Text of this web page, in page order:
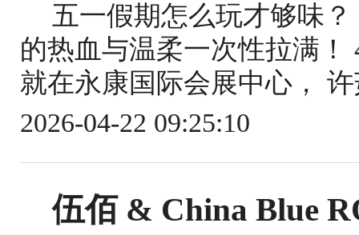
五一假期怎么玩才够味
的热血与温柔一次性拉满！
就在永康国际会展中心，
2026-04-22 09:25:10
伍佰 & China Blue